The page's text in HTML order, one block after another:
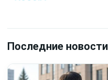
Последние новости